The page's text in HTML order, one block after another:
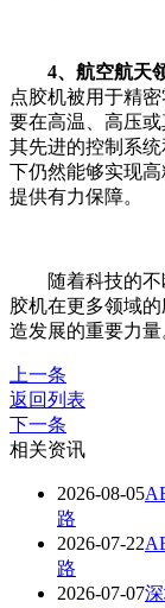
4、航空航天
点胶机被用于精
要在高温、高压
其先进的控制系
下仍然能够实现
提供有力保障。
随着科技的不
胶机在更多领域
造发展的重要力量
上一条
返回列表
下一条
相关资讯
2026-08-05
路
2026-07-22
路
2026-07-07